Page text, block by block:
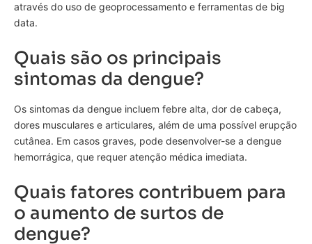
através do uso de geoprocessamento e ferramentas de big
data.
Quais são os principais
sintomas da dengue?
Os sintomas da dengue incluem febre alta, dor de cabeça,
dores musculares e articulares, além de uma possível erupção
cutânea. Em casos graves, pode desenvolver-se a dengue
hemorrágica, que requer atenção médica imediata.
Quais fatores contribuem para
o aumento de surtos de
dengue?